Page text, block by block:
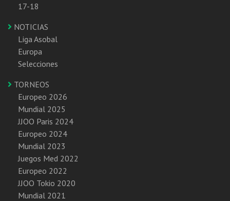
17-18
NOTICIAS
Liga Asobal
Europa
Selecciones
TORNEOS
Europeo 2026
Mundial 2025
JJOO Paris 2024
Europeo 2024
Mundial 2023
Juegos Med 2022
Europeo 2022
JJOO Tokio 2020
Mundial 2021